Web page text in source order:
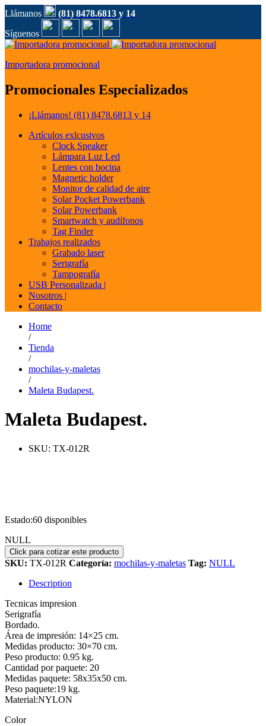
Llámanos
(81) 8478.6813 y 14
Síguenos
Importadora promocional
Promocionales Especializados
¡Llámanos! (81) 8478.6813 y 14
Artículos exlcusivos
Clock Speaker
Lámpara Luz Led
Lentes con bocina
Magnetic holder
Monitor de calidad de aire
Solar Pocket Powerbank
Solar Powerbank
Smartwatch y audífonos
Tag Finder
Trabajos realizados
Grabado laser
Serigrafía
Tampografía
USB Personalizada |
Nosotros |
Contacto
Home
/
Tienda
/
mochilas-y-maletas
/
Maleta Budapest.
Maleta Budapest.
SKU: TX-012R
Estado:60 disponibles
NULL
SKU: TX-012R Categoría: mochilas-y-maletas Tag: NULL
Description
Tecnicas impresion
Serigrafía
Bordado.
Área de impresión: 14×25 cm.
Medidas producto: 30×70 cm.
Peso producto: 0.95 kg.
Cantidad por paquete: 20
Medidas paquete: 58x35x50 cm.
Peso paquete:19 kg.
Material:NYLON
Color